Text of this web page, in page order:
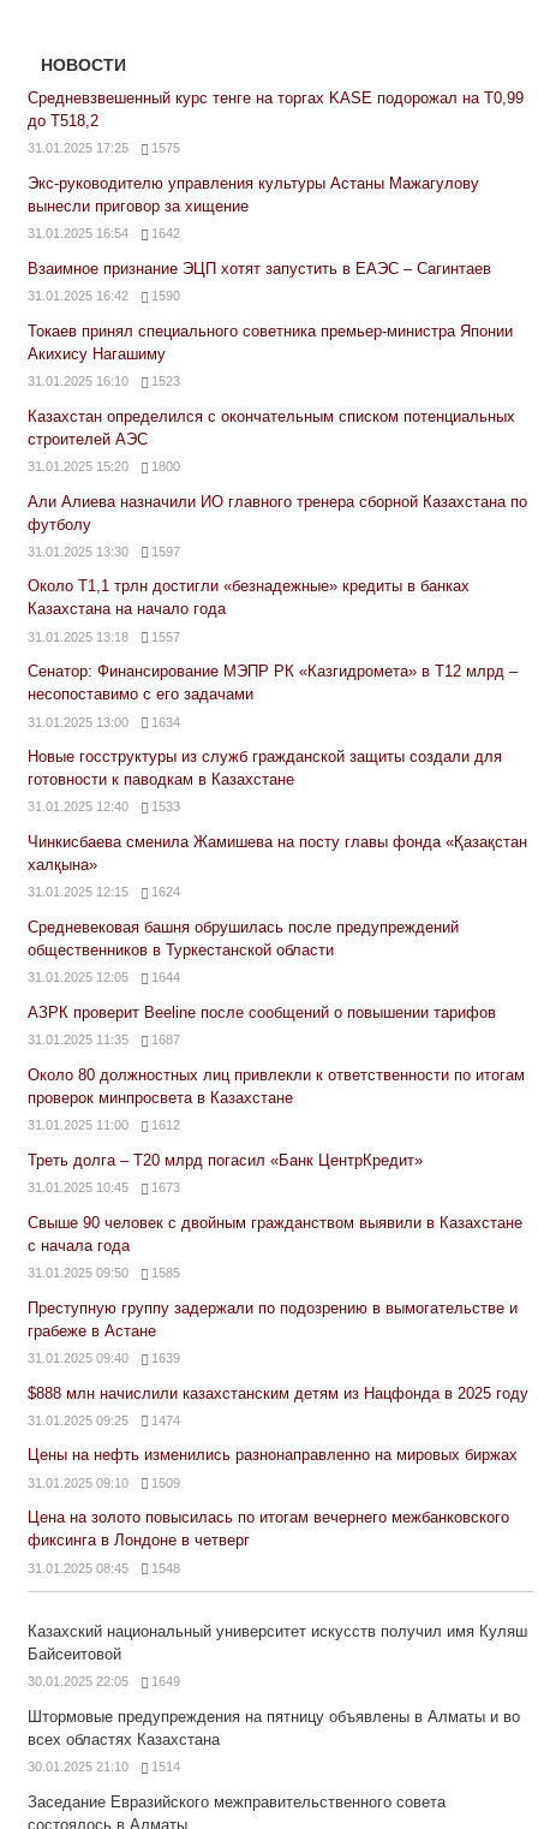
НОВОСТИ
Средневзвешенный курс тенге на торгах KASE подорожал на Т0,99
до Т518,2
31.01.2025 17:25 1575
Экс-руководителю управления культуры Астаны Мажагулову
вынесли приговор за хищение
31.01.2025 16:54 1642
Взаимное признание ЭЦП хотят запустить в ЕАЭС – Сагинтаев
31.01.2025 16:42 1590
Токаев принял специального советника премьер-министра Японии
Акихису Нагашиму
31.01.2025 16:10 1523
Казахстан определился с окончательным списком потенциальных
строителей АЭС
31.01.2025 15:20 1800
Али Алиева назначили ИО главного тренера сборной Казахстана по
футболу
31.01.2025 13:30 1597
Около Т1,1 трлн достигли «безнадежные» кредиты в банках
Казахстана на начало года
31.01.2025 13:18 1557
Сенатор: Финансирование МЭПР РК «Казгидромета» в Т12 млрд –
несопоставимо с его задачами
31.01.2025 13:00 1634
Новые госструктуры из служб гражданской защиты создали для
готовности к паводкам в Казахстане
31.01.2025 12:40 1533
Чинкисбаева сменила Жамишева на посту главы фонда «Қазақстан
халқына»
31.01.2025 12:15 1624
Средневековая башня обрушилась после предупреждений
общественников в Туркестанской области
31.01.2025 12:05 1644
АЗРК проверит Beeline после сообщений о повышении тарифов
31.01.2025 11:35 1687
Около 80 должностных лиц привлекли к ответственности по итогам
проверок минпросвета в Казахстане
31.01.2025 11:00 1612
Треть долга – Т20 млрд погасил «Банк ЦентрКредит»
31.01.2025 10:45 1673
Свыше 90 человек с двойным гражданством выявили в Казахстане
с начала года
31.01.2025 09:50 1585
Преступную группу задержали по подозрению в вымогательстве и
грабеже в Астане
31.01.2025 09:40 1639
$888 млн начислили казахстанским детям из Нацфонда в 2025 году
31.01.2025 09:25 1474
Цены на нефть изменились разнонаправленно на мировых биржах
31.01.2025 09:10 1509
Цена на золото повысилась по итогам вечернего межбанковского
фиксинга в Лондоне в четверг
31.01.2025 08:45 1548
Казахский национальный университет искусств получил имя Куляш
Байсеитовой
30.01.2025 22:05 1649
Штормовые предупреждения на пятницу объявлены в Алматы и во
всех областях Казахстана
30.01.2025 21:10 1514
Заседание Евразийского межправительственного совета
состоялось в Алматы